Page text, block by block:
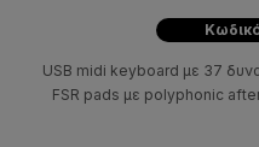
USB midi keyboard με 37
FSR pads με polyphonic